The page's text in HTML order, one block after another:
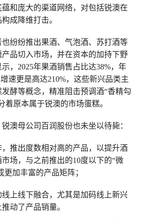
和庞大的渠道网络，对包括锐澳在
成降维打击。
纷纷推出果酒、气泡酒、苏打酒等
品切入市场，并在资本的加持下野
，2025年果酒销售占比达38%，年
速更是高达210%，这些新兴品类主
酵等概念，精准阻击预调酒“香精勾
着原本属于锐澳的市场蛋糕。
澳母公司百润股份也未坐以待毙：
推出度数相对高的产品，以提升酒
场，与之前推出的10度以下的“微
更加丰富的产品矩阵；
上线下融合，尤其是加码线上新兴
动了产品销量。